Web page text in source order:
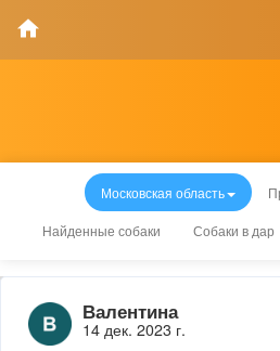
Московская область
Найденные собаки Собаки в дар
Валентина
14 дек. 2023 г.